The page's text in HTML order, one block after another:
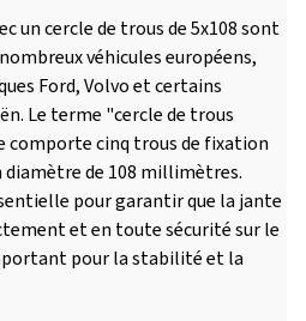
un cercle de trous de 5x108 sont
véhicules européens,
Ford, Volvo et certains
Le terme "cercle de trous
comporte cinq trous de fixation
diamètre de 108 millimètres.
pour garantir que la jante
et en toute sécurité sur le
pour la stabilité et la